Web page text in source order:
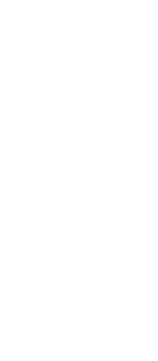
Ilmu..........